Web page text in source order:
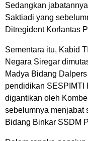
Sedangkan
Saktiadi yang
Ditregident Korlantas
Sementara itu, Kabid
Negara Siregar
Madya Bidang
pendidikan SESPIMTI
digantikan oleh
sebelumnya menjabat
Bidang Binkar SSDM